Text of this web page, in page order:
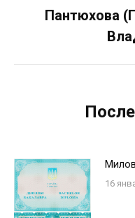
Пантюхова
16